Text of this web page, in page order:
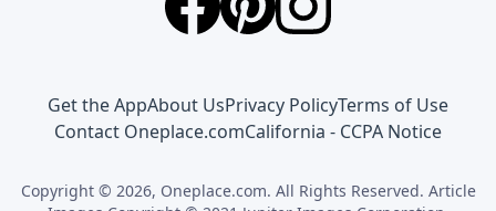
Get the AppAbout UsPrivacy PolicyTerms of Use
Contact Oneplace.comCalifornia - CCPA Notice
Copyright © 2026, Oneplace.com. All Rights Reserved. Article